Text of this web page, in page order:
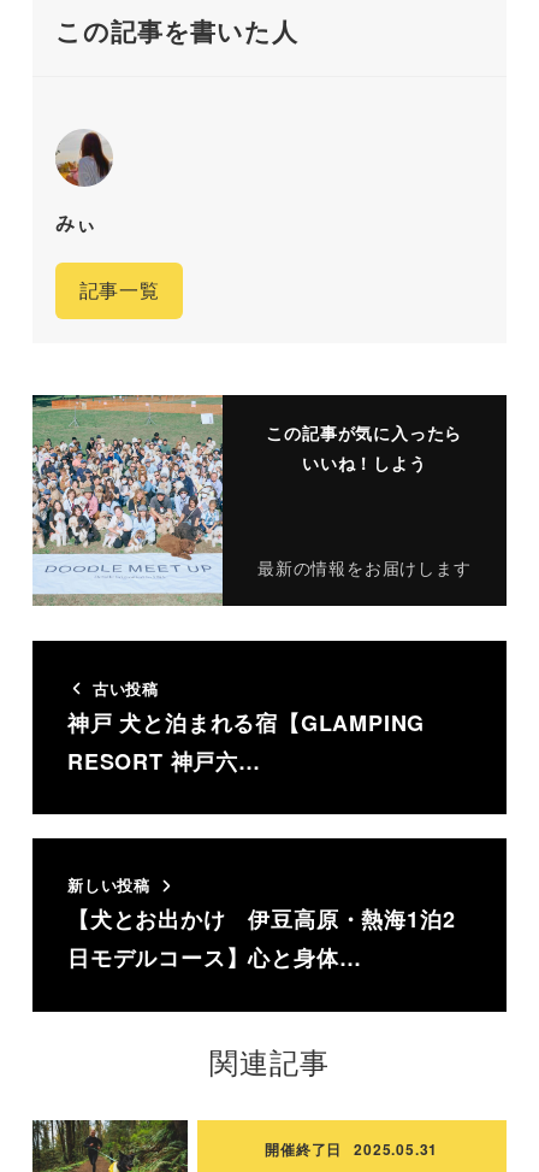
この記事を書いた人
みぃ
記事一覧
この記事が気に入ったら
いいね！しよう
最新の情報をお届けします
古い投稿
神戸 犬と泊まれる宿【GLAMPING
RESORT 神戸六…
新しい投稿
【犬とお出かけ 伊豆高原・熱海1泊2
日モデルコース】心と身体…
関連記事
開催終了日 2025.05.31